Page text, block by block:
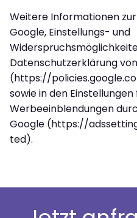
Weitere Informationen
Google, Einstellungs- und
Datenschutzerklärung
(https://
sowie in den
Werbeeinblendungen
Google (https://
ted).